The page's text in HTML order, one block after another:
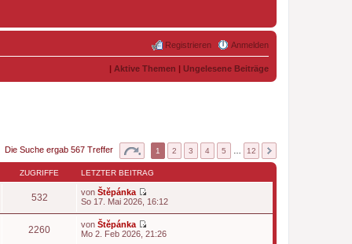
Anmelden
Registrieren
| Aktive Themen | Ungelesene Beiträge
Die Suche ergab 567 Treffer 1 2 3 4 5 12
ZUGRIFFE LETZTER BEITRAG
532 von Štěpánka
N
s
So 17. Mai 2026, 16:12
2260 von Štěpánka
N
Mo 2. Feb 2026, 21:26